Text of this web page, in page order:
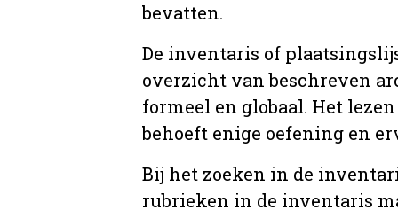
bevatten.
De inventaris of
overzicht van beschreven
formeel en globaal. Het
behoeft enige oefening en
Bij het zoeken in de
rubrieken in de inventaris